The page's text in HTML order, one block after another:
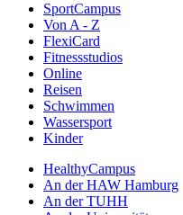
SportCampus
Von A - Z
FlexiCard
Fitnessstudios
Online
Reisen
Schwimmen
Wassersport
Kinder
HealthyCampus
An der HAW Hamburg
An der TUHH